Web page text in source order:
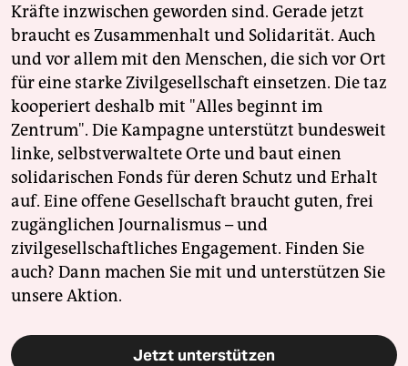
Kräfte inzwischen geworden sind. Gerade jetzt
braucht es Zusammenhalt und Solidarität. Auch
und vor allem mit den Menschen, die sich vor Ort
für eine starke Zivilgesellschaft einsetzen. Die taz
kooperiert deshalb mit "Alles beginnt im
Zentrum". Die Kampagne unterstützt bundesweit
linke, selbstverwaltete Orte und baut einen
solidarischen Fonds für deren Schutz und Erhalt
auf. Eine offene Gesellschaft braucht guten, frei
zugänglichen Journalismus – und
zivilgesellschaftliches Engagement. Finden Sie
auch? Dann machen Sie mit und unterstützen Sie
unsere Aktion.
Jetzt unterstützen